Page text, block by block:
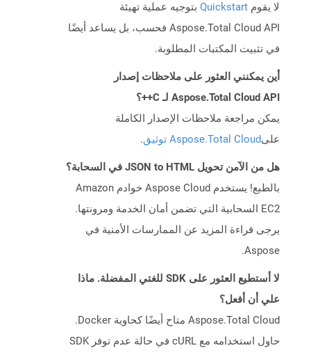
لا يقوم Quickstart بتوجيه عملية تهيئة
Aspose.Total Cloud API فحسب، بل يساعد أيضًا
في تثبيت المكتبات المطلوبة.
أين يمكنني العثور على ملاحظات إصدار
Aspose.Total Cloud API لـ C++؟
يمكن مراجعة ملاحظات الإصدار الكاملة
علىAspose.Total Cloud توثيق .
هل من الآمن تحويل JSON to HTML في السحابة؟
بالطبع! يستخدم Aspose Cloud خوادم Amazon
EC2 السحابية التي تضمن أمان الخدمة ومرونتها.
يرجى قراءة المزيد عن الممارسات الأمنية في
Aspose.
لا أستطيع العثور على SDK للغتي المفضلة. ماذا
علي أن أفعل؟
Aspose.Total Cloud متاح أيضًا كحاوية Docker.
حاول استخدامه مع cURL في حالة عدم توفر SDK